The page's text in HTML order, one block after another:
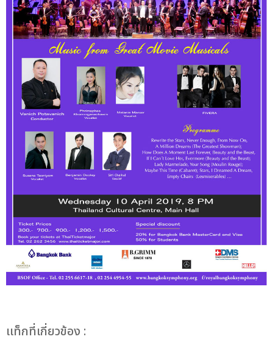
เเท็กที่เกี่ยวข้อง :